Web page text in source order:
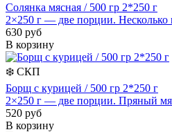
Солянка мясная / 500 гр 2*250 г
2×250 г — две порции. Несколько
630 руб
В корзину
❄️ СКП
Борщ с курицей / 500 гр 2*250 г
2×250 г — две порции. Пряный
520 руб
В корзину